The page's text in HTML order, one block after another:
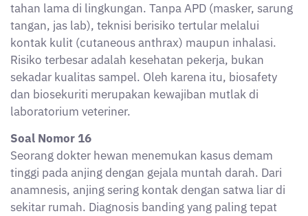
tahan lama di lingkungan. Tanpa APD (masker, sarung
tangan, jas lab), teknisi berisiko tertular melalui
kontak kulit (cutaneous anthrax) maupun inhalasi.
Risiko terbesar adalah kesehatan pekerja, bukan
sekadar kualitas sampel. Oleh karena itu, biosafety
dan biosekuriti merupakan kewajiban mutlak di
laboratorium veteriner.
Soal Nomor 16
Seorang dokter hewan menemukan kasus demam
tinggi pada anjing dengan gejala muntah darah. Dari
anamnesis, anjing sering kontak dengan satwa liar di
sekitar rumah. Diagnosis banding yang paling tepat